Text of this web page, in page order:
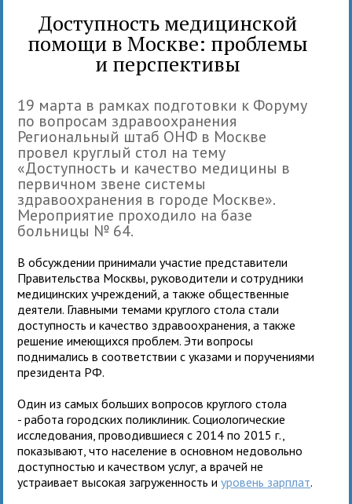
Доступность медицинской
помощи в Москве: проблемы
и перспективы
19 марта в рамках подготовки к Форуму
по вопросам здравоохранения
Региональный штаб ОНФ в Москве
провел круглый стол на тему
«Доступность и качество медицины в
первичном звене системы
здравоохранения в городе Москве».
Мероприятие проходило на базе
больницы № 64.
В обсуждении принимали участие представители
Правительства Москвы, руководители и сотрудники
медицинских учреждений, а также общественные
деятели. Главными темами круглого стола стали
доступность и качество здравоохранения, а также
решение имеющихся проблем. Эти вопросы
поднимались в соответствии с указами и поручениями
президента РФ.
Один из самых больших вопросов круглого стола
- работа городских поликлиник. Социологические
исследования, проводившиеся с 2014 по 2015 г.,
показывают, что население в основном недовольно
доступностью и качеством услуг, а врачей не
устраивает высокая загруженность иуровень зарплат.